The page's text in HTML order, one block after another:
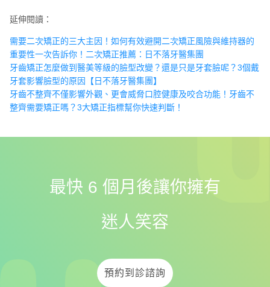
延伸閱讀：
需要二次矯正的三大主因！如何有效避開二次矯正風險與維持器的
重要性一次告訴你！二次矯正推薦：日不落牙醫集團
牙齒矯正怎麼做到醫美等級的臉型改變？還是只是牙套臉呢？3個戴
牙套影響臉型的原因【日不落牙醫集團】
牙齒不整齊不僅影響外觀、更會威脅口腔健康及咬合功能！牙齒不
整齊需要矯正嗎？3大矯正指標幫你快速判斷！
最快 6 個月後讓你擁有
迷人笑容
預約到診諮詢